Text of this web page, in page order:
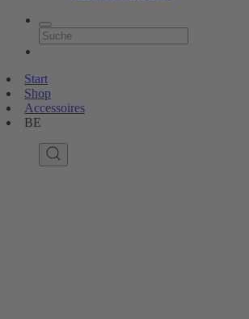
Start
Shop
Accessoires
BE